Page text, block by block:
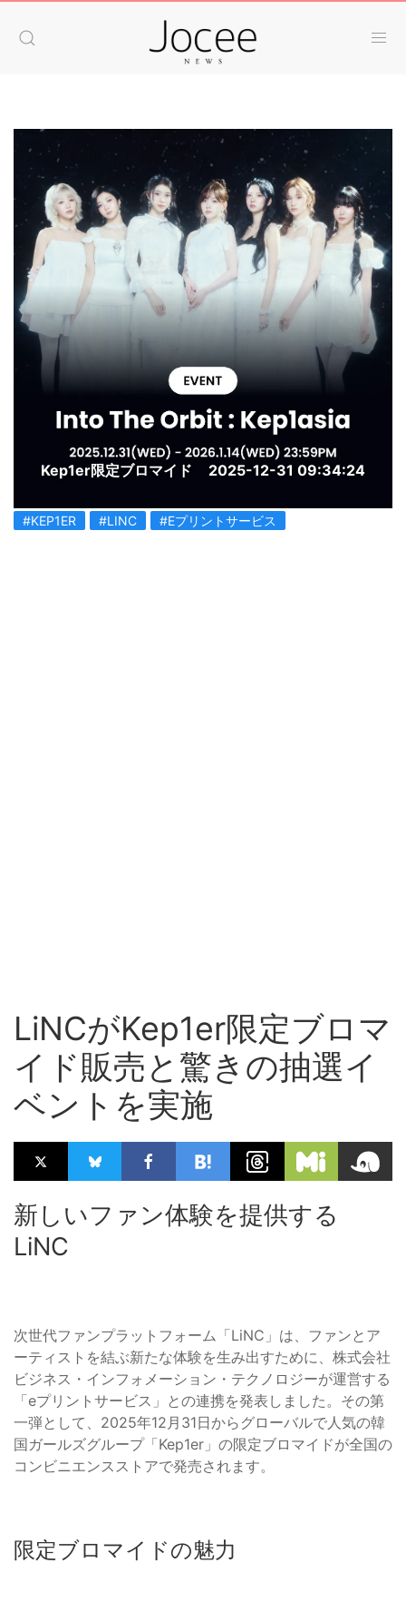
Kep1er限定ブロマイド 2025-12-31 09:34:24
#KEP1ER #LINC #Eプリントサービス
LiNCがKep1er限定ブロマ
イド販売と驚きの抽選イ
ベントを実施
新しいファン体験を提供する
LiNC
次世代ファンプラットフォーム「LiNC」は、ファンとア
ーティストを結ぶ新たな体験を生み出すために、株式会社
ビジネス・インフォメーション・テクノロジーが運営する
「eプリントサービス」との連携を発表しました。その第
一弾として、2025年12月31日からグローバルで人気の韓
国ガールズグループ「Kep1er」の限定ブロマイドが全国の
コンビニエンスストアで発売されます。
限定ブロマイドの魅力